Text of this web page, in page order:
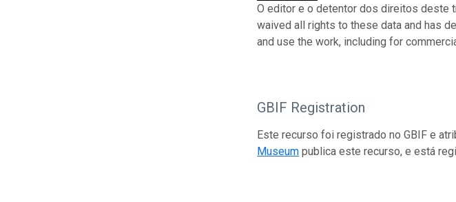
O editor e o detentor dos direitos deste
waived all rights to these data and has
and use the work, including for
GBIF Registration
Este recurso foi registrado no GBIF e
Museum publica este recurso, e está